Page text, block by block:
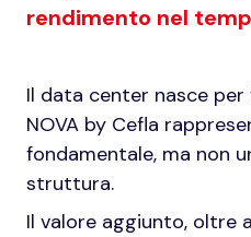
rendimento nel
Il data center nasce
NOVA by Cefla
fondamentale, ma non
struttura.
Il valore aggiunto, oltre